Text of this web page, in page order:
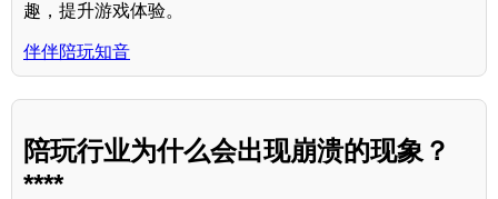
趣，提升游戏体验。
伴伴陪玩知音
陪玩行业为什么会出现崩溃的现象？
****